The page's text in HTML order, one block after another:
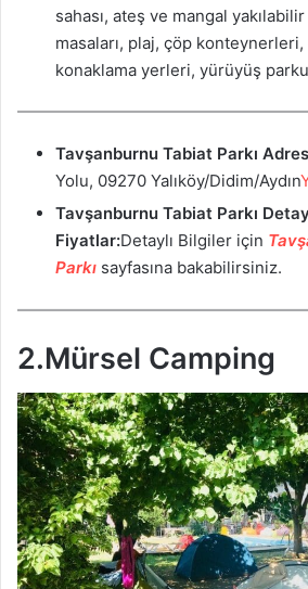
sahası, ateş ve mangal
masaları, plaj, çöp konteynerleri,
konaklama yerleri, yürüyüş
Tavşanburnu Tabiat Parkı Adres
Yolu, 09270 Yalıköy/Didim/Aydın
Tavşanburnu Tabiat Parkı
Fiyatlar:Detaylı Bilgiler için
Parkı sayfasına bakabilirsiniz.
2.Mürsel Camping